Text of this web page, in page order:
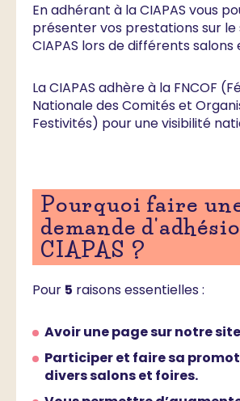
En adhérant à la CIAPAS vous
présenter vos prestations sur le
CIAPAS lors de différents salons
La CIAPAS adhère à la FNCOF
Nationale des Comités et
Festivités) pour une visibilité
Pourquoi faire
demande
CIAPAS ?
Pour 5 raisons essentielles :
Avoir une page sur notre
Participer et faire sa
divers salons et foires.